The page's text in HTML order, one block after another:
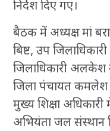
निर्देश दिए गए।
बैठक में अध्यक्ष मां
बिष्ट, उप
जिलाधिकारी अलकेश
जिला पंचायत कमलेश
मुख्य शिक्षा अधिकारी
अभियंता जल संस्थान